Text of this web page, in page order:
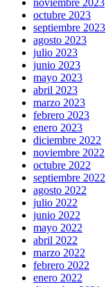
noviembre 2023
octubre 2023
septiembre 2023
agosto 2023
julio 2023
junio 2023
mayo 2023
abril 2023
marzo 2023
febrero 2023
enero 2023
diciembre 2022
noviembre 2022
octubre 2022
septiembre 2022
agosto 2022
julio 2022
junio 2022
mayo 2022
abril 2022
marzo 2022
febrero 2022
enero 2022